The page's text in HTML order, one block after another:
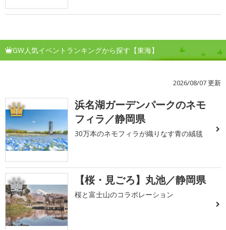
GW人気イベントランキングから探す【東海】
2026/08/07 更新
1
浜名湖ガーデンパークのネモ
フィラ／静岡県
30万本のネモフィラが織りなす青の絨毯
2 【桜・見ごろ】丸池／静岡県
桜と富士山のコラボレーション